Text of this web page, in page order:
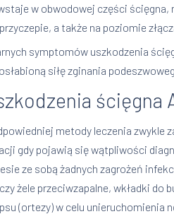
w obwodowej części
a także na poziomie
symptomów uszkodzenia
siłę zginania
ścięgna
metody leczenia zwykle
gdy pojawią się wątpliwości
ze sobą żadnych zagrożeń
żele przeciwzapalne, wkładki
(ortezy) w celu unieruchomienia